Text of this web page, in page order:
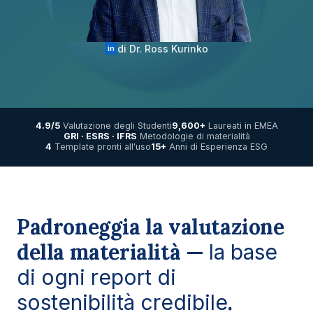
in di Dr. Ross Kurinko
4.9/5Valutazione degli Studenti9,600+Laureati in EMEA
GRI · ESRS · IFRS Metodologie di materialità
4 Template pronti all'uso15+ Anni di Esperienza ESG
Padroneggia la valutazione
della materialità — la base
di ogni report di
sostenibilità credibile.